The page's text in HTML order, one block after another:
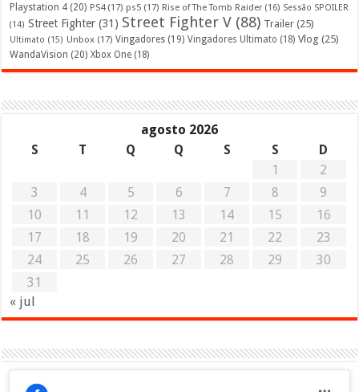
Playstation 4 (20) PS4(17) ps5 (17) Rise of The Tomb Raider (16) Sessão SPOILER
(14) Street Fighter (31) Street Fighter V (88) Trailer (25)
Ultimato (15) Unbox (17) Vingadores (19) Vingadores Ultimato (18) Vlog (25)
WandaVision (20) Xbox One (18)
agosto 2026
S
T Q Q S S
D
1
2
3
4 5 6 7 8
9
10
11 12 13 14 15
16
17
18 19 20 21 22
23
24
25 26 27 28 29
30
31
« jul